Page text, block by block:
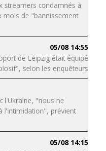
streamers condamnés à
mois de "bannissement
05/08 14:55
de Leipzig était équipé
selon les enquêteurs
l'Ukraine, "nous ne
l'intimidation", prévient
05/08 14:15